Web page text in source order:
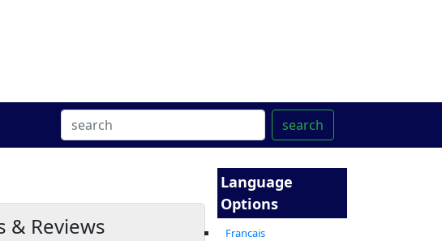
search
& Reviews
Language
Options
Francais